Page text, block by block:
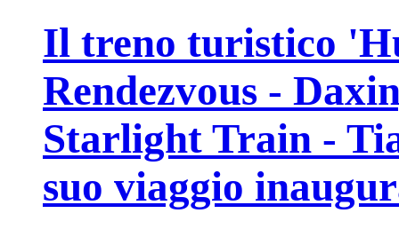
Il treno turistico
Rendezvous -
Starlight Train -
suo viaggio